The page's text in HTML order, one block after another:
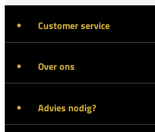
Customer service
Over ons
Advies nodig?